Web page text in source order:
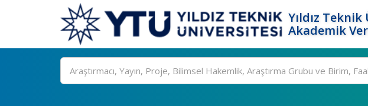
Yıldız
Akademik
Ara